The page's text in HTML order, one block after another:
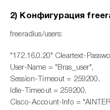
2) Конфигурация
freeradius/users:
"172.16.0.20" Cleartext-
User-Name = "Bras_user",
Session-Timeout = 259200,
Idle-Timeout = 259200,
Cisco-Account-Info